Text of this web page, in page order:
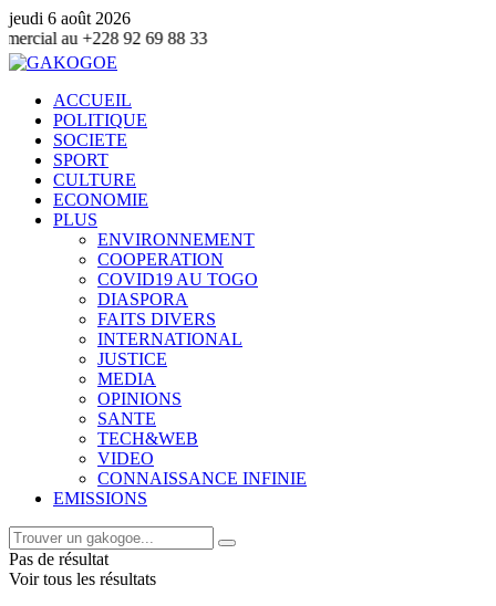
jeudi 6 août 2026
69 88 33
ACCUEIL
POLITIQUE
SOCIETE
SPORT
CULTURE
ECONOMIE
PLUS
ENVIRONNEMENT
COOPERATION
COVID19 AU TOGO
DIASPORA
FAITS DIVERS
INTERNATIONAL
JUSTICE
MEDIA
OPINIONS
SANTE
TECH&WEB
VIDEO
CONNAISSANCE INFINIE
EMISSIONS
Pas de résultat
Voir tous les résultats